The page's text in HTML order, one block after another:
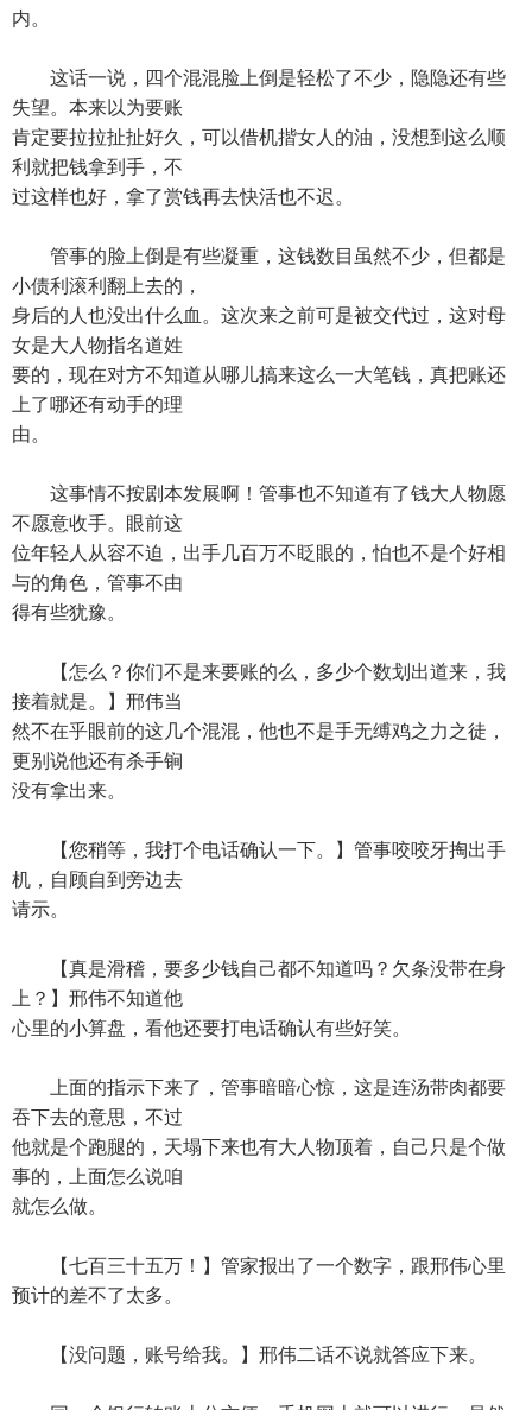
内。
这话一说，四个混混脸上倒是轻松了不少，隐隐还有些
失望。本来以为要账
肯定要拉拉扯扯好久，可以借机揩女人的油，没想到这么顺
利就把钱拿到手，不
过这样也好，拿了赏钱再去快活也不迟。
管事的脸上倒是有些凝重，这钱数目虽然不少，但都是
小债利滚利翻上去的，
身后的人也没出什么血。这次来之前可是被交代过，这对母
女是大人物指名道姓
要的，现在对方不知道从哪儿搞来这么一大笔钱，真把账还
上了哪还有动手的理
由。
这事情不按剧本发展啊！管事也不知道有了钱大人物愿
不愿意收手。眼前这
位年轻人从容不迫，出手几百万不眨眼的，怕也不是个好相
与的角色，管事不由
得有些犹豫。
【怎么？你们不是来要账的么，多少个数划出道来，我
接着就是。】邢伟当
然不在乎眼前的这几个混混，他也不是手无缚鸡之力之徒，
更别说他还有杀手锏
没有拿出来。
【您稍等，我打个电话确认一下。】管事咬咬牙掏出手
机，自顾自到旁边去
请示。
【真是滑稽，要多少钱自己都不知道吗？欠条没带在身
上？】邢伟不知道他
心里的小算盘，看他还要打电话确认有些好笑。
上面的指示下来了，管事暗暗心惊，这是连汤带肉都要
吞下去的意思，不过
他就是个跑腿的，天塌下来也有大人物顶着，自己只是个做
事的，上面怎么说咱
就怎么做。
【七百三十五万！】管家报出了一个数字，跟邢伟心里
预计的差不了太多。
【没问题，账号给我。】邢伟二话不说就答应下来。